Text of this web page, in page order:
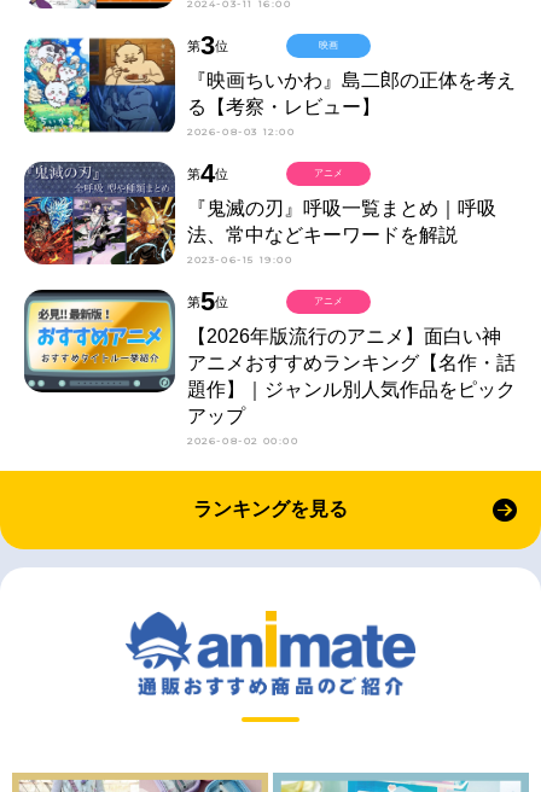
2024-03-11 16:00
第3位
『映画ちいかわ』島二郎の正体を考え
る【考察・レビュー】
2026-08-03 12:00
映画
第4位
『鬼滅の刃』呼吸一覧まとめ｜呼吸
法、常中などキーワードを解説
2023-06-15 19:00
アニメ
第5位
【2026年版流行のアニメ】面白い神
アニメおすすめランキング【名作・話
題作】｜ジャンル別人気作品をピック
アップ
2026-08-02 00:00
アニメ
ランキングを見る